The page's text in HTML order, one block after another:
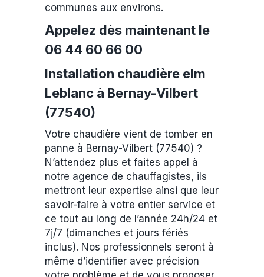
communes aux environs.
Appelez dès maintenant le
06 44 60 66 00
Installation chaudière elm
Leblanc à Bernay-Vilbert
(77540)
Votre chaudière vient de tomber en
panne à Bernay-Vilbert (77540) ?
N’attendez plus et faites appel à
notre agence de chauffagistes, ils
mettront leur expertise ainsi que leur
savoir-faire à votre entier service et
ce tout au long de l’année 24h/24 et
7j/7 (dimanches et jours fériés
inclus). Nos professionnels seront à
même d’identifier avec précision